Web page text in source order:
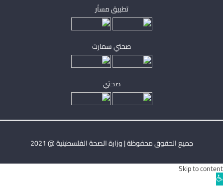
تطبيق مساْر
صحتي سمارت
صحتي
جميع الحقوق محفوظة | وزارة الصحة الفلسطينية @ 2021
Skip to content
Open